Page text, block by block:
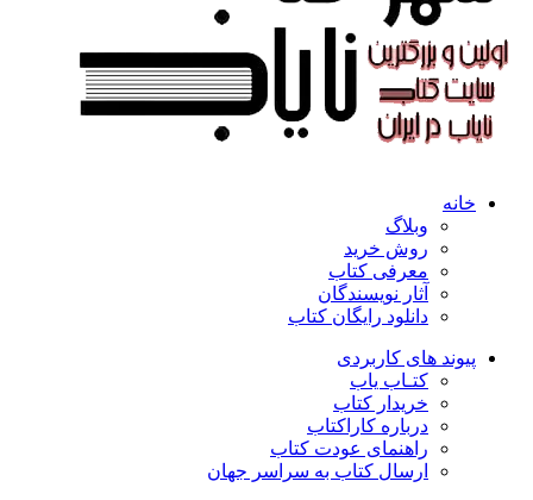
خانه
وبلاگ
روش خرید
معرفی کتاب
آثار نویسندگان
دانلود رایگان کتاب
پیوند های کاربردی
کتـاب یاب
خریدار کتاب
درباره کاراکتاب
راهنمای عودت کتاب
ارسال کتاب به سراسر جهان